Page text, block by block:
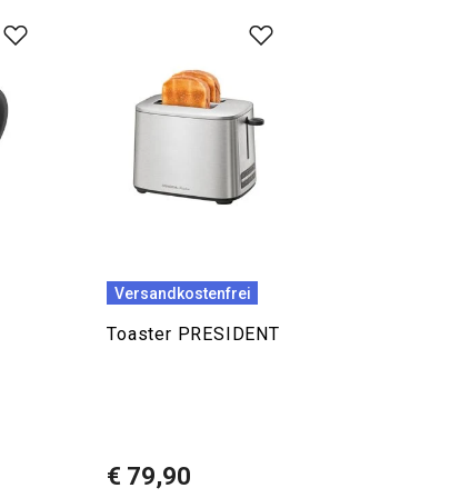
Versandkostenfrei
Toaster PRESIDENT
€ 79,90